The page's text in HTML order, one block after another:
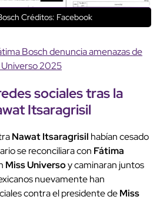
Créditos: Facebook
Bosch denuncia amenazas de
2025
sociales tras la
Itsaragrisil
Nawat Itsaragrisil habían cesado
se reconciliara con Fátima
Miss Universoy caminaran juntos
nuevamente han
contra el presidente deMiss